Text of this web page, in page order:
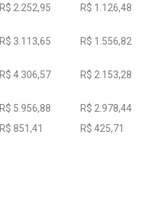
R$ 2.252,95 R$ 1.126,48
R$ 3.113,65 R$ 1.556,82
R$ 4.306,57 R$ 2.153,28
R$ 5.956,88
R$ 2.978,44
R$ 851,41 R$ 425,71